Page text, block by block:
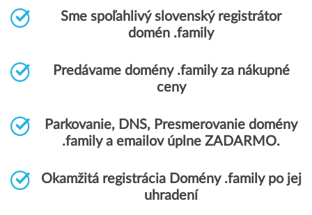
Sme spoľahlivý slovenský registrátor
domén .family
Predávame domény .family za nákupné
ceny
Parkovanie, DNS, Presmerovanie domény
.family a emailov úplne ZADARMO.
Okamžitá registrácia Domény .family po jej
uhradení